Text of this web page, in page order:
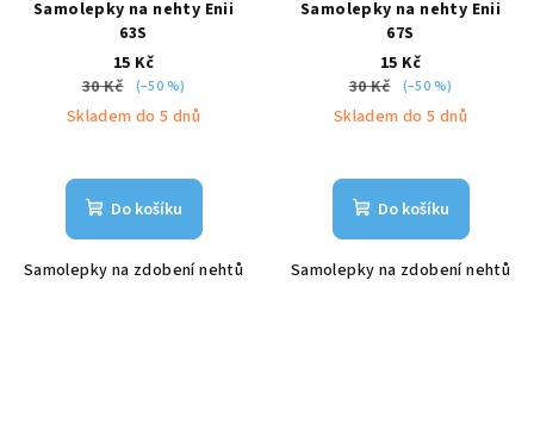
Samolepky na nehty Enii
63S
15 Kč
30 Kč
(–50 %)
Skladem do 5 dnů
Do košíku
Samolepky na zdobení nehtů
Samolepky na nehty Enii
67S
15 Kč
30 Kč
(–50 %)
Skladem do 5 dnů
Do košíku
Samolepky na zdobení nehtů